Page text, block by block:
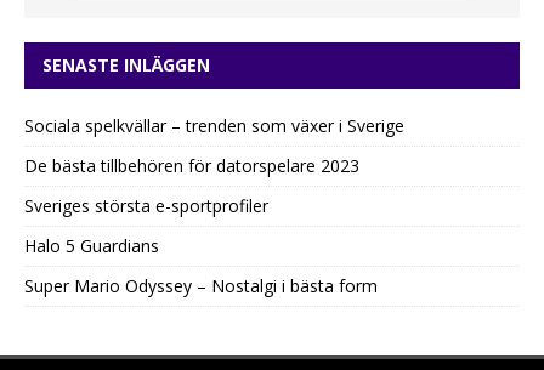
SENASTE INLÄGGEN
Sociala spelkvällar – trenden som växer i Sverige
De bästa tillbehören för datorspelare 2023
Sveriges största e-sportprofiler
Halo 5 Guardians
Super Mario Odyssey – Nostalgi i bästa form